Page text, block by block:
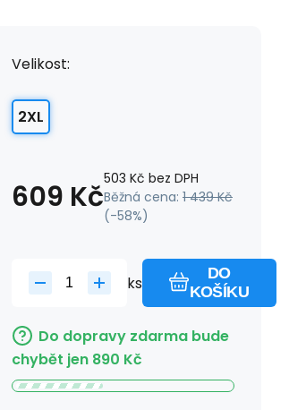
Velikost:
2XL
609 Kč503 Kč bez DPH
Běžná cena: 1 439 Kč
(-58%)
ks
DO
KOŠÍKU
Do dopravy zdarma bude
chybět jen 890 Kč